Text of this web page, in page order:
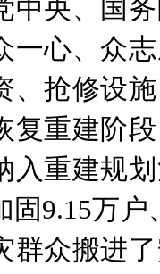
中央、国
一心、众
、抢修设
复重建阶
入重建规
固9.15万
群众搬进